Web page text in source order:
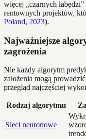
więcej „czarnych
rentownych projektów,
Poland, 2023).
Najważniejsze
zagrożenia
Nie każdy algorytm
założenia mogą
przegląd najczęściej
Rodzaj algorytmu
Sieci neuronowe